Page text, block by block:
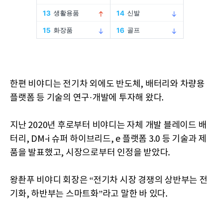
한편 비야디는 전기차 외에도 반도체, 배터리와 차량용
플랫폼 등 기술의 연구·개발에 투자해 왔다.
지난 2020년 후로부터 비야디는 자체 개발 블레이드 배
터리, DM-i 슈퍼 하이브리드, e 플랫폼 3.0 등 기술과 제
품을 발표했고, 시장으로부터 인정을 받았다.
왕촨푸 비야디 회장은 “전기차 시장 경쟁의 상반부는 전
기화, 하반부는 스마트화”라고 말한 바 있다.